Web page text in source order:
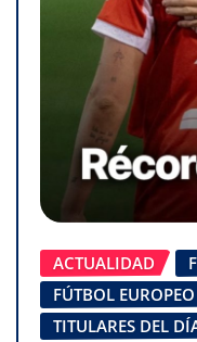
ACTUALIDAD
FÚTBOL EUROPEO
TITULARES DEL